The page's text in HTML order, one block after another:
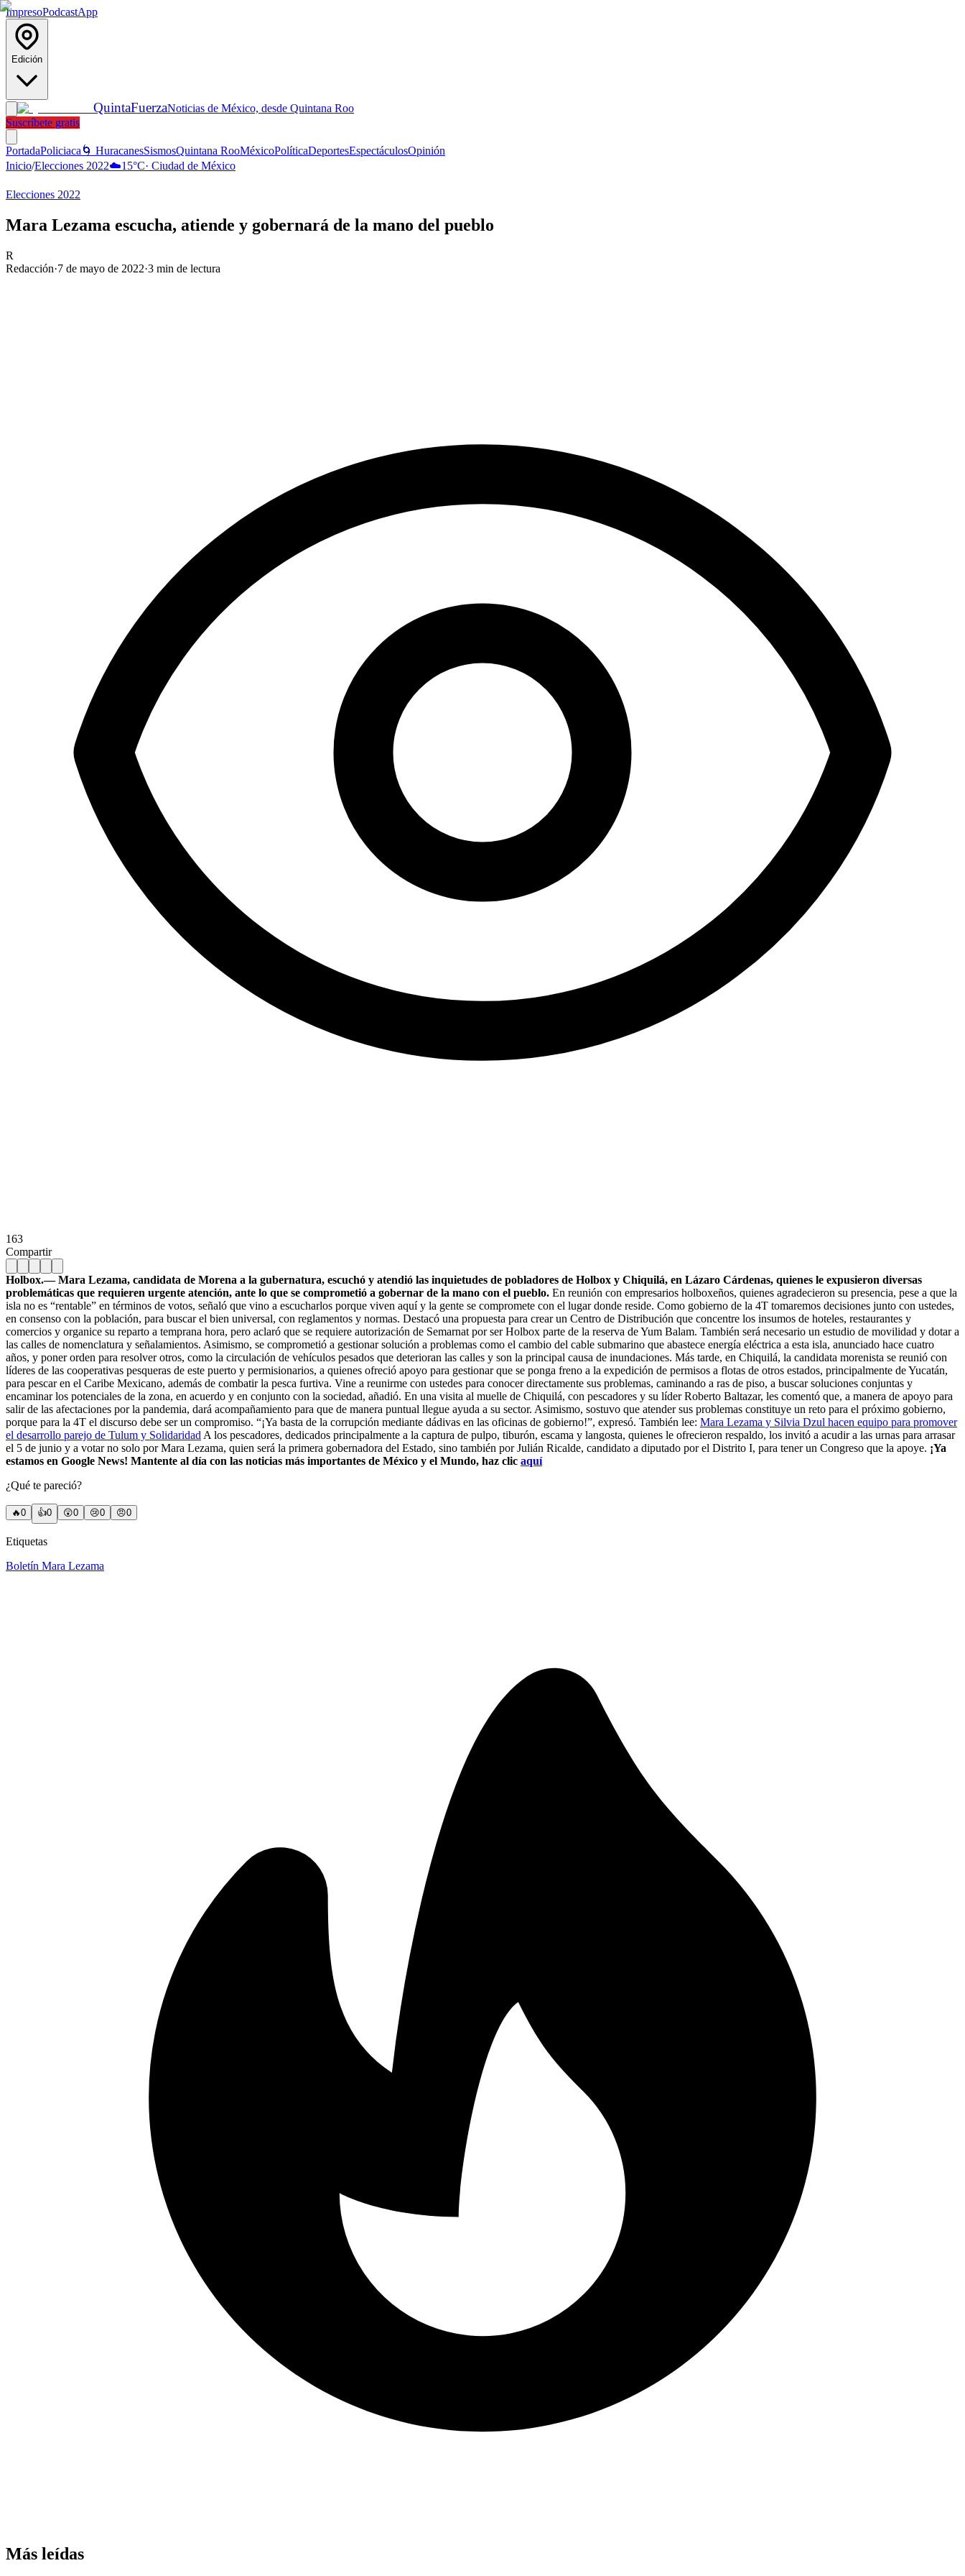
ImpresoPodcastApp
Edición
QuintaFuerzaNoticias de México, desde Quintana Roo
Suscríbete gratis
PortadaPoliciaca 🌀 HuracanesSismosQuintana RooMéxicoPolíticaDeportesEspectáculosOpinión
Inicio/Elecciones 2022☁️15°C· Ciudad de México
Elecciones 2022
Mara Lezama escucha, atiende y gobernará de la mano del pueblo
R
Redacción·7 de mayo de 2022·3 min de lectura
163
Compartir
Holbox.— Mara Lezama, candidata de Morena a la gubernatura, escuchó y atendió las inquietudes de pobladores de Holbox y Chiquilá, en Lázaro Cárdenas, quienes le expusieron diversas
problemáticas que requieren urgente atención, ante lo que se comprometió a gobernar de la mano con el pueblo. En reunión con empresarios holboxeños, quienes agradecieron su presencia, pese a que la
isla no es “rentable” en términos de votos, señaló que vino a escucharlos porque viven aquí y la gente se compromete con el lugar donde reside. Como gobierno de la 4T tomaremos decisiones junto con ustedes,
en consenso con la población, para buscar el bien universal, con reglamentos y normas. Destacó una propuesta para crear un Centro de Distribución que concentre los insumos de hoteles, restaurantes y
comercios y organice su reparto a temprana hora, pero aclaró que se requiere autorización de Semarnat por ser Holbox parte de la reserva de Yum Balam. También será necesario un estudio de movilidad y dotar a
las calles de nomenclatura y señalamientos. Asimismo, se comprometió a gestionar solución a problemas como el cambio del cable submarino que abastece energía eléctrica a esta isla, anunciado hace cuatro
años, y poner orden para resolver otros, como la circulación de vehículos pesados que deterioran las calles y son la principal causa de inundaciones. Más tarde, en Chiquilá, la candidata morenista se reunió con
líderes de las cooperativas pesqueras de este puerto y permisionarios, a quienes ofreció apoyo para gestionar que se ponga freno a la expedición de permisos a flotas de otros estados, principalmente de Yucatán,
para pescar en el Caribe Mexicano, además de combatir la pesca furtiva. Vine a reunirme con ustedes para conocer directamente sus problemas, caminando a ras de piso, a buscar soluciones conjuntas y
encaminar los potenciales de la zona, en acuerdo y en conjunto con la sociedad, añadió. En una visita al muelle de Chiquilá, con pescadores y su líder Roberto Baltazar, les comentó que, a manera de apoyo para
salir de las afectaciones por la pandemia, dará acompañamiento para que de manera puntual llegue ayuda a su sector. Asimismo, sostuvo que atender sus problemas constituye un reto para el próximo gobierno,
porque para la 4T el discurso debe ser un compromiso. “¡Ya basta de la corrupción mediante dádivas en las oficinas de gobierno!”, expresó. También lee: Mara Lezama y Silvia Dzul hacen equipo para promover
el desarrollo parejo de Tulum y Solidaridad A los pescadores, dedicados principalmente a la captura de pulpo, tiburón, escama y langosta, quienes le ofrecieron respaldo, los invitó a acudir a las urnas para arrasar
el 5 de junio y a votar no solo por Mara Lezama, quien será la primera gobernadora del Estado, sino también por Julián Ricalde, candidato a diputado por el Distrito I, para tener un Congreso que la apoye. ¡Ya
estamos en Google News! Mantente al día con las noticias más importantes de México y el Mundo, haz clic aquí
¿Qué te pareció?
🔥0 👍0 😲0 😢0 😠0
Etiquetas
Boletín Mara Lezama
Más leídas